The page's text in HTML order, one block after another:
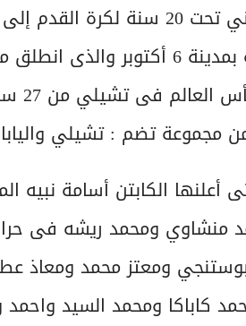
عاد المنتخب الوطني تحت
المنتخبات الوطنية بمدينة 6
مجموعة تضم : تشيلي
منشاوي ومحمد ريشه فى
بوستنجي ومعتز محمد ومعاذ
كاباكا ومحمد السيد